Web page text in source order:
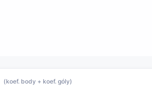
(koef. body + koef. góly)